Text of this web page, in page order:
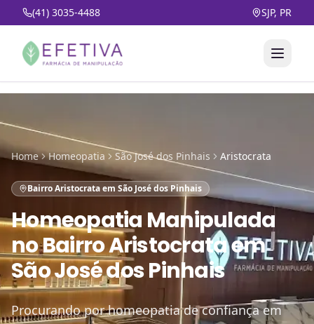
(41) 3035-4488 SJP, PR
Home Homeopatia São José dos Pinhais Aristocrata
Bairro Aristocrata em São José dos Pinhais
Homeopatia Manipulada
noBairro Aristocrata em
São José dos Pinhais
Procurando por homeopatia de confiança em